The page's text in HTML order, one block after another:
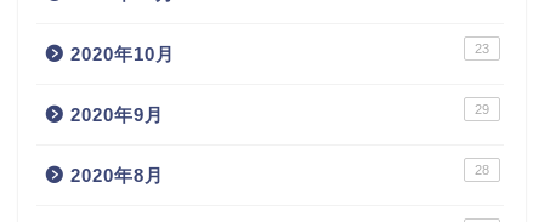
2020年10月 23
2020年9月 29
2020年8月 28